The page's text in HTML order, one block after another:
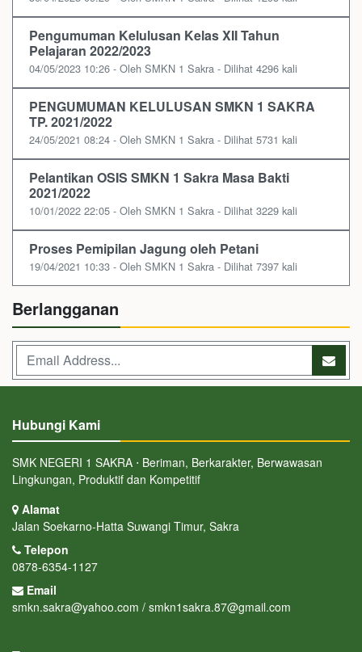
Pengumuman Kelulusan Kelas XII Tahun
Pelajaran 2022/2023
04/05/2023 10:26 - Oleh SMKN 1 Sakra - Dilihat 4296 kali
PENGUMUMAN KELULUSAN SMKN 1 SAKRA
TP. 2021/2022
24/05/2021 08:24 - Oleh SMKN 1 Sakra - Dilihat 5731 kali
Pelantikan OSIS SMKN 1 Sakra Masa Bakti
2021/2022
10/01/2022 22:05 - Oleh SMKN 1 Sakra - Dilihat 3229 kali
Proses Pemipilan Jagung oleh Petani
19/04/2021 10:33 - Oleh SMKN 1 Sakra - Dilihat 7397 kali
Berlangganan
Hubungi Kami
SMK NEGERI 1 SAKRA ⋅ Beriman, Berkarakter, Berwawasan
Lingkungan, Produktif dan Kompetitif
Alamat
Jalan Soekarno-Hatta Suwangi Timur, Sakra
Telepon
0878-6354-1127
Email
smkn.sakra@yahoo.com / smkn1sakra.87@gmail.com